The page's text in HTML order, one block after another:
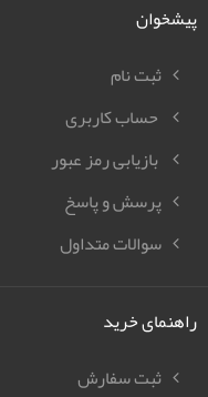
پیشخوان
ثبت نام
حساب کاربری
بازیابی رمز عبور
پرسش و پاسخ
سوالات متداول
راهنمای خرید
ثبت سفارش